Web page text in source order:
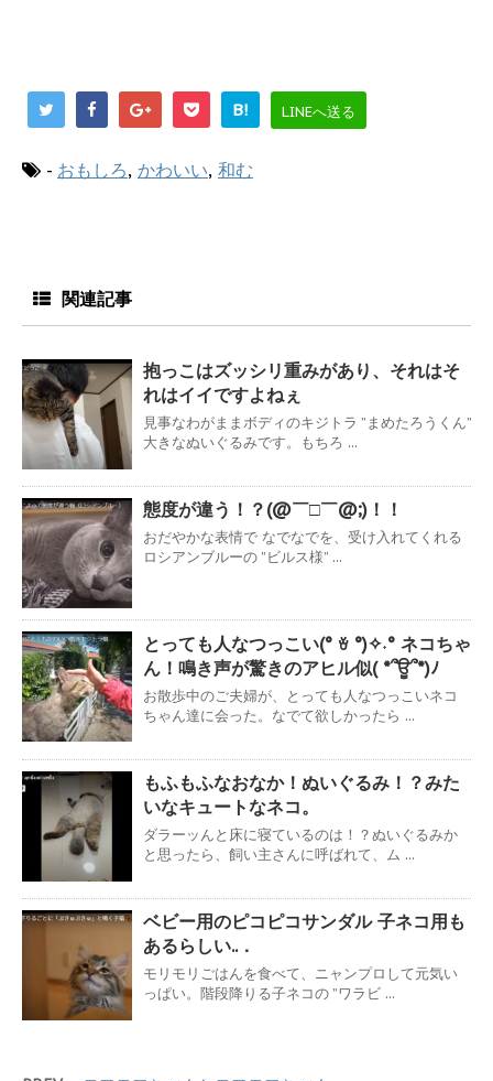
B! LINEへ送る
- おもしろ, かわいい, 和む
関連記事
抱っこはズッシリ重みがあり、それはそ
れはイイですよねぇ
見事なわがままボディのキジトラ ”まめたろうくん”
大きなぬいぐるみです。もちろ ...
態度が違う！？(@￣□￣@;)！！
おだやかな表情で なでなでを、受け入れてくれる
ロシアンブルーの ”ビルス様” ...
とっても人なつっこい(° ꈊ °)✧˖° ネコちゃ
ん！鳴き声が驚きのアヒル似( *՞ਊ՞*)ﾉ
お散歩中のご夫婦が、とっても人なつっこいネコ
ちゃん達に会った。なでて欲しかったら ...
もふもふなおなか！ぬいぐるみ！？みた
いなキュートなネコ。
ダラーッんと床に寝ているのは！？ぬいぐるみか
と思ったら、飼い主さんに呼ばれて、ム ...
ベビー用のピコピコサンダル 子ネコ用も
あるらしい..．
モリモリごはんを食べて、ニャンプロして元気い
っぱい。階段降りる子ネコの ”ワラビ ...